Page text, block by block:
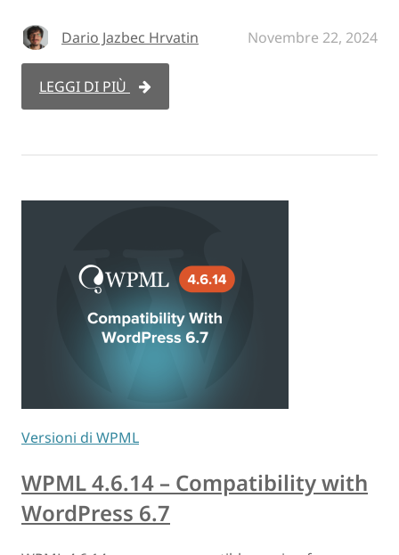
Dario Jazbec Hrvatin Novembre 22, 2024
LEGGI DI PIÙ
Versioni di WPML
WPML 4.6.14 – Compatibility with
WordPress 6.7